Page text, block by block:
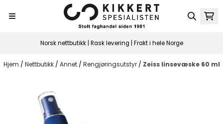
Norsk nettbutikk | Rask levering | Frakt i hele Norge
Hjem / Nettbutikk / Annet / Rengjøringsutstyr / Zeiss linsevæske 60 ml